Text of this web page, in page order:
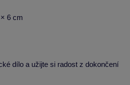
6 cm
dílo a užijte si radost z dokončení